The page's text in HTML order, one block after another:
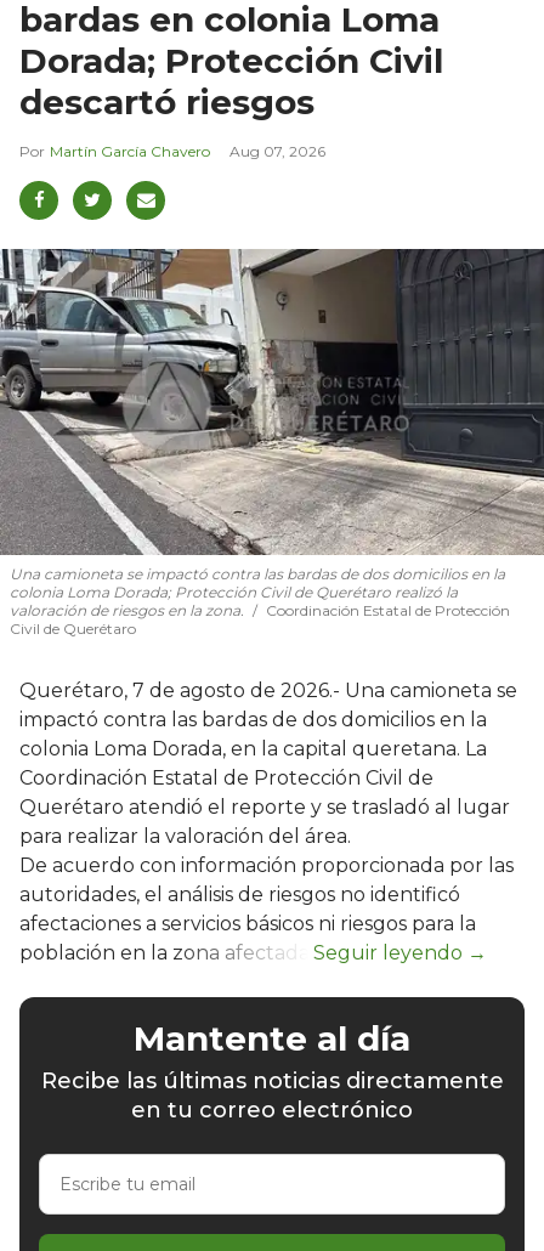
bardas en colonia Loma
Dorada; Protección Civil
descartó riesgos
Martín García Chavero Aug 07, 2026
Una camioneta se impactó contra las bardas de dos domicilios en la
colonia Loma Dorada; Protección Civil de Querétaro realizó la
valoración de riesgos en la zona.
Coordinación Estatal de Protección
Civil de Querétaro
Querétaro, 7 de agosto de 2026.- Una camioneta se
impactó contra las bardas de dos domicilios en la
colonia Loma Dorada, en la capital queretana. La
Coordinación Estatal de Protección Civil de
Querétaro atendió el reporte y se trasladó al lugar
para realizar la valoración del área.
De acuerdo con información proporcionada por las
autoridades, el análisis de riesgos no identificó
afectaciones a servicios básicos ni riesgos para la
población en la zona afectada.
Mantente al día
Recibe las últimas noticias directamente
en tu correo electrónico
Escribe
email